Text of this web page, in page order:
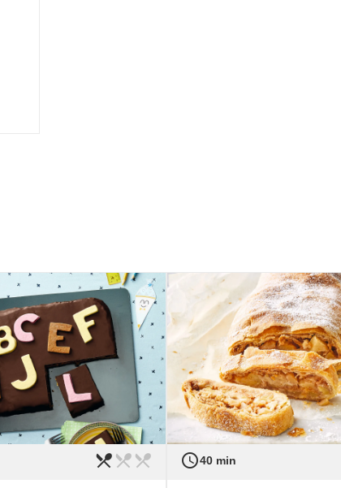
leicht
restaurant_menu restaurant_menu restaurant_menu access_time40 min
Schwierigkeit